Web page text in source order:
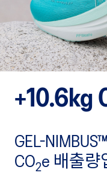
+10.6kg
GEL-
CO2e 배출량